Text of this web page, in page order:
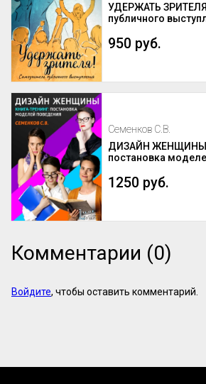
УДЕРЖАТЬ
публичного
950 руб.
Семенков С.В.
ДИЗАЙН ЖЕНЩИНЫ.
постановка
1250 руб.
Комментарии (0)
Войдите, чтобы оставить комментарий.